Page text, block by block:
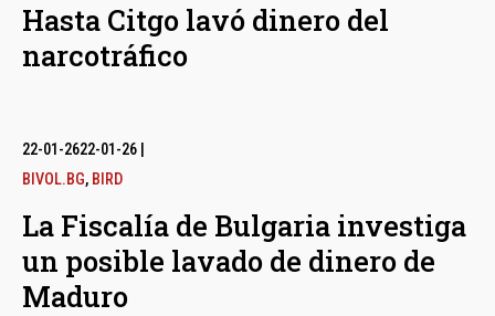
Hasta Citgo lavó dinero del
narcotráfico
22-01-2622-01-26
BIVOL.BG, BIRD
La Fiscalía de Bulgaria investiga
un posible lavado de dinero de
Maduro